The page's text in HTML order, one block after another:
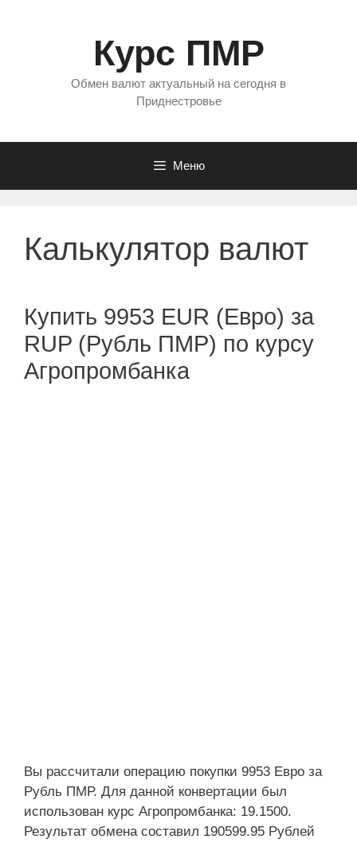
Курс ПМР
Обмен валют актуальный на сегодня в
Приднестровье
Меню
Калькулятор валют
Купить 9953 EUR (Евро) за
RUP (Рубль ПМР) по курсу
Агропромбанка
Вы рассчитали операцию покупки 9953 Евро за
Рубль ПМР. Для данной конвертации был
использован курс Агропромбанка: 19.1500.
Результат обмена составил 190599.95 Рублей